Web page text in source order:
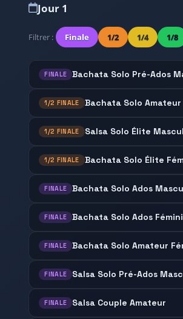
Jour 1
Filtrer : Finale 1/2 1/4 1/8
FINALE
1/2 FINALE
1/2 FINALE Salsa Solo Élite
1/2 FINALE Bachata Solo Élite
FINALE Bachata Solo Ados
FINALE Bachata Solo Ados
FINALE Bachata Solo Amateur
FINALE Salsa Solo Pré-Ados
FINALE Salsa Couple Amateur